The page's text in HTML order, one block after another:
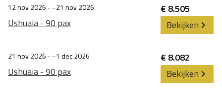
12 nov 2026‐ 21 nov 2026
Ushuaia - 90 pax
€ 8.505
Bekijken
21 nov 2026‐ 1 dec 2026
Ushuaia - 90 pax
€ 8.082
Bekijken